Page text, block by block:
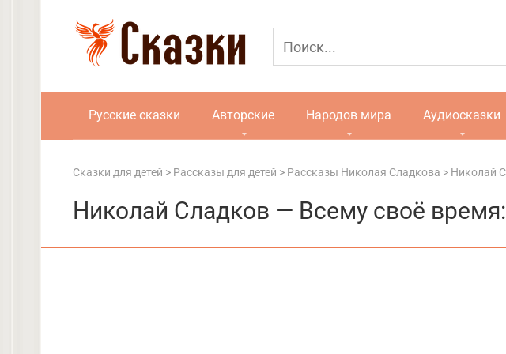
Русские сказки Авторские Народов мира Аудиосказки
Сказки для детей > Рассказы для детей > Рассказы Николая Сладкова > Николай
Николай Сладков — Всему своё